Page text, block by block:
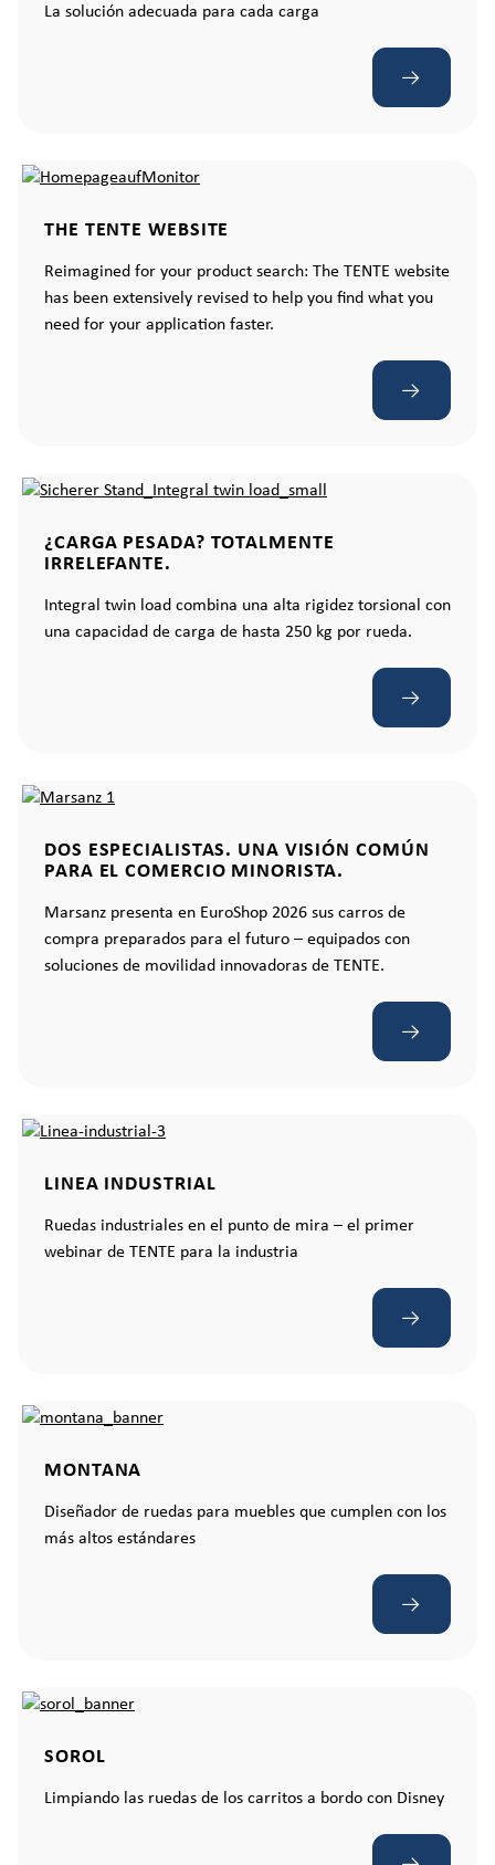
La solución adecuada para cada carga
THE TENTE WEBSITE
Reimagined for your product search: The TENTE website
has been extensively revised to help you find what you
need for your application faster.
¿CARGA PESADA? TOTALMENTE
IRRELEFANTE.
Integral twin load combina una alta rigidez torsional con
una capacidad de carga de hasta 250 kg por rueda.
DOS ESPECIALISTAS. UNA VISIÓN COMÚN
PARA EL COMERCIO MINORISTA.
Marsanz presenta en EuroShop 2026 sus carros de
compra preparados para el futuro – equipados con
soluciones de movilidad innovadoras de TENTE.
LINEA INDUSTRIAL
Ruedas industriales en el punto de mira – el primer
webinar de TENTE para la industria
MONTANA
Diseñador de ruedas para muebles que cumplen con los
más altos estándares
SOROL
Limpiando las ruedas de los carritos a bordo con Disney